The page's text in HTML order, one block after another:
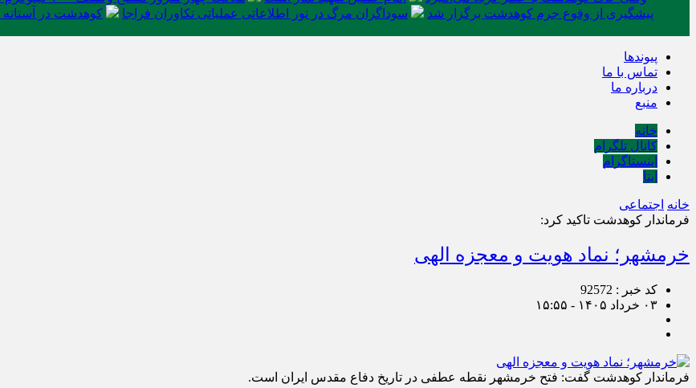
پیشگیری از وقوع جرم کوهدشت برگزار شد
سوداگران مرگ در تور اطلاعاتی عملیاتی تکاوران فراجا کوهدشت در آستانه
پیوندها
تماس با ما
درباره ما
منبع
خانه
کانال تلگرام
اینستاگرام
ایتا
خانه اجتماعی
فرماندار کوهدشت تاکید کرد:
خرمشهر؛ نماد هویت و معجزه الهی
کد خبر : 92572
۰۳ خرداد ۱۴۰۵ - ۱۵:۵۵
فرماندار کوهدشت گفت: فتح خرمشهر نقطه عطفی در تاریخ دفاع مقدس ایران است.